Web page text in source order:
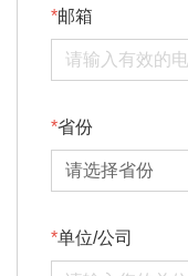
邮箱
省份
单位/公司